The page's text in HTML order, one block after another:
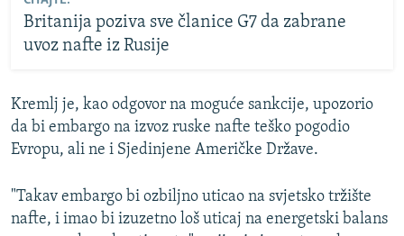
Britanija poziva sve članice G7 da zabrane
uvoz nafte iz Rusije
Kremlj je, kao odgovor na moguće sankcije, upozorio
da bi embargo na izvoz ruske nafte teško pogodio
Evropu, ali ne i Sjedinjene Američke Države.
"Takav embargo bi ozbiljno uticao na svjetsko tržište
nafte, i imao bi izuzetno loš uticaj na energetski balans